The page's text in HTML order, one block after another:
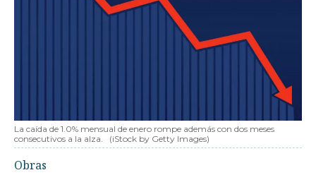
La caída de 1.0% mensual de enero rompe además con dos meses
consecutivos a la alza.
(iStock by Getty Images)
Obras